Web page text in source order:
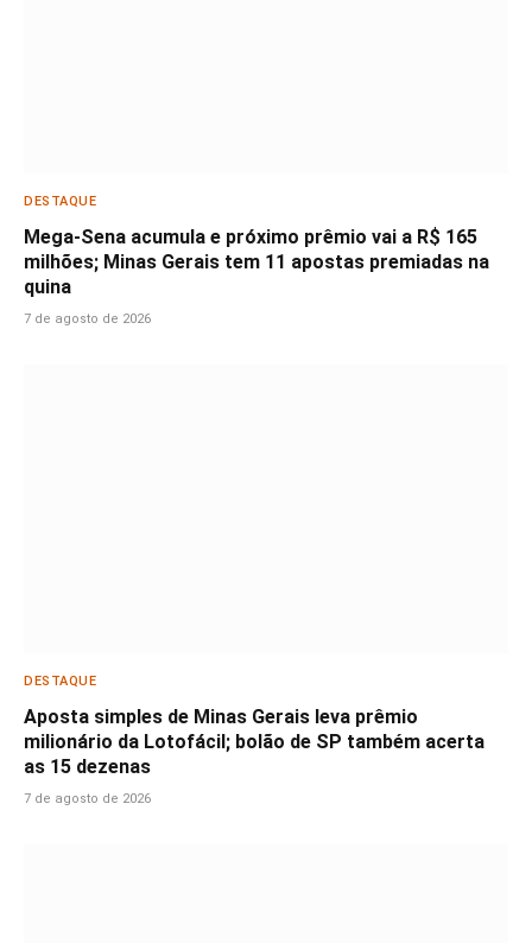
DESTAQUE
Mega-Sena acumula e próximo prêmio vai a R$ 165
milhões; Minas Gerais tem 11 apostas premiadas na
quina
7 de agosto de 2026
DESTAQUE
Aposta simples de Minas Gerais leva prêmio
milionário da Lotofácil; bolão de SP também acerta
as 15 dezenas
7 de agosto de 2026